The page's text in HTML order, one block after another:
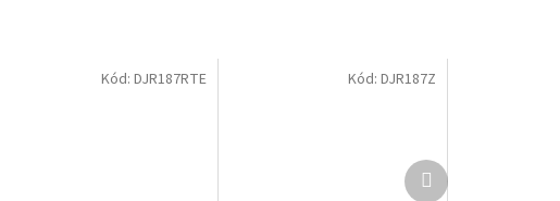
Kód:DJR187RTE Kód: DJR187Z
Další
produkt